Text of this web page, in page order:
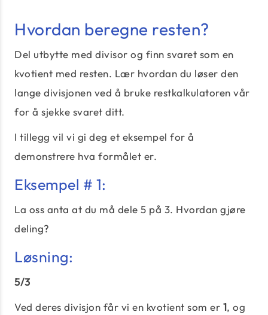
Hvordan beregne resten?
Del utbytte med divisor og finn svaret som en
kvotient med resten. Lær hvordan du løser den
lange divisjonen ved å bruke restkalkulatoren vår
for å sjekke svaret ditt.
I tillegg vil vi gi deg et eksempel for å
demonstrere hva formålet er.
Eksempel # 1:
La oss anta at du må dele 5 på 3. Hvordan gjøre
deling?
Løsning:
5/3
Ved deres divisjon får vi en kvotient som er 1, og